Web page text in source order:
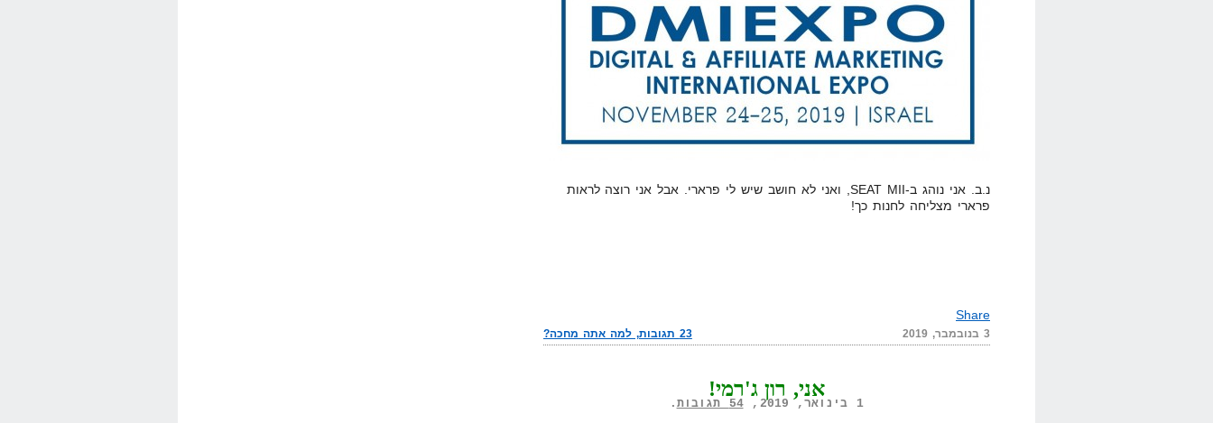
נ.ב. אני נוהג ב-SEAT MII, ואני לא חושב שיש לי פרארי. אבל אני רוצה לראות
פרארי מצליחה לחנות כך!
Share
23 תגובות, למה אתה מחכה? 3 בנובמבר, 2019
אני, רון ג'רמי!
1 בינואר, 2019, 54 תגובות .